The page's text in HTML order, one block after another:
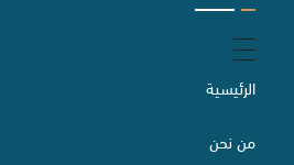
الرئيسية
من نحن